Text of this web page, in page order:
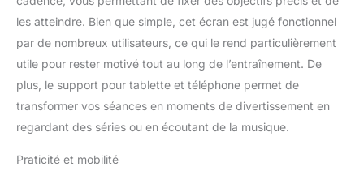
utilisation sûre pendant
vos séances.
【CONFORT
PERSONNALISÉ ET
INSTALLATION FACILE】
La selle réglable 4D et le
s’adaptent à différents
les atteindre. Bien que simple, cet écran est jugé fonctionnel
par de nombreux utilisateurs, ce qui le rend particulièrement
utile pour rester motivé tout au long de l’entraînement. De
plus, le support pour tablette et téléphone permet de
transformer vos séances en moments de divertissement en
regardant des séries ou en écoutant de la musique.
Praticité et mobilité